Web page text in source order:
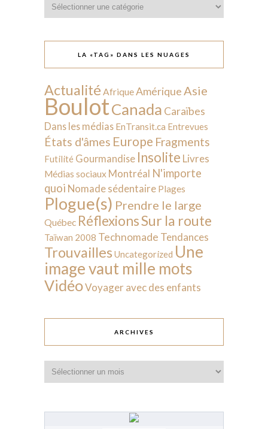
LA «TAG» DANS LES NUAGES
Actualité AfriqueAmérique Asie
BoulotCanada Caraïbes
Dans les médias EnTransit.ca Entrevues
États d'âmes Europe Fragments
Futilité Gourmandise Insolite Livres
Médias sociaux Montréal N'importe
quoi Nomade sédentaire Plages
Plogue(s) Prendre le large
Québec RéflexionsSur la route
Taïwan 2008 Technomade Tendances
Trouvailles Uncategorized Une
image vaut mille mots
VidéoVoyager avec des enfants
ARCHIVES